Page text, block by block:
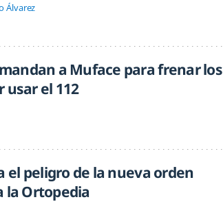
Álvarez
a Muface para frenar los
el 112
el peligro de la nueva orden
la Ortopedia